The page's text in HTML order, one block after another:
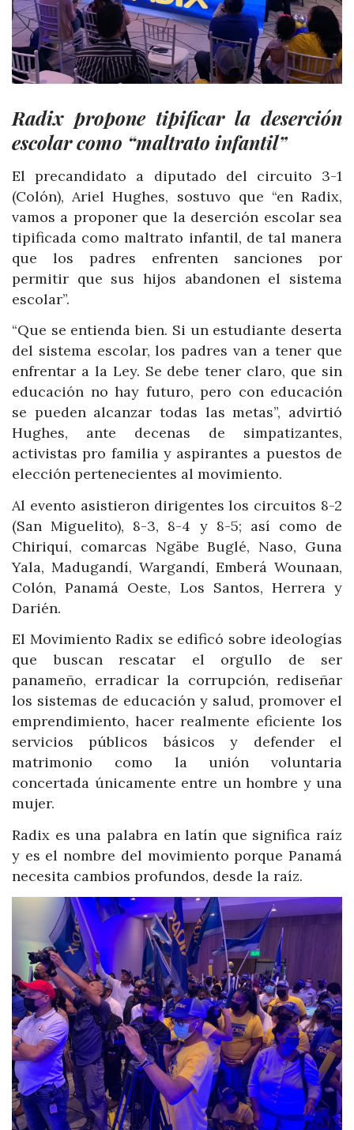
Radix propone tipificar la deserción
escolar como “maltrato infantil”
El precandidato a diputado del circuito 3-1
(Colón), Ariel Hughes, sostuvo que “en Radix,
vamos a proponer que la deserción escolar sea
tipificada como maltrato infantil, de tal manera
que los padres enfrenten sanciones por
permitir que sus hijos abandonen el sistema
escolar”.
“Que se entienda bien. Si un estudiante deserta
del sistema escolar, los padres van a tener que
enfrentar a la Ley. Se debe tener claro, que sin
educación no hay futuro, pero con educación
se pueden alcanzar todas las metas”, advirtió
Hughes, ante decenas de simpatizantes,
activistas pro familia y aspirantes a puestos de
elección pertenecientes al movimiento.
Al evento asistieron dirigentes los circuitos 8-2
(San Miguelito), 8-3, 8-4 y 8-5; así como de
Chiriquí, comarcas Ngäbe Buglé, Naso, Guna
Yala, Madugandí, Wargandí, Emberá Wounaan,
Colón, Panamá Oeste, Los Santos, Herrera y
Darién.
El Movimiento Radix se edificó sobre ideologías
que buscan rescatar el orgullo de ser
panameño, erradicar la corrupción, rediseñar
los sistemas de educación y salud, promover el
emprendimiento, hacer realmente eficiente los
servicios públicos básicos y defender el
matrimonio como la unión voluntaria
concertada únicamente entre un hombre y una
mujer.
Radix es una palabra en latín que significa raíz
y es el nombre del movimiento porque Panamá
necesita cambios profundos, desde la raíz.